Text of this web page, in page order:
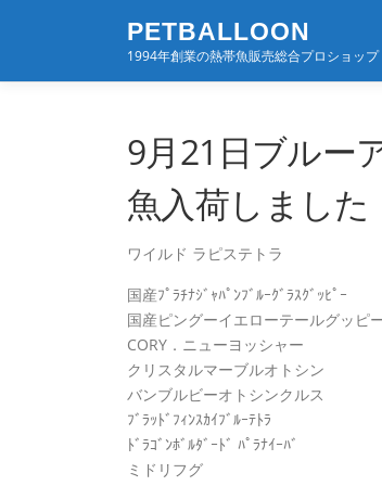
ン
PETBALLOON
1994年創業の熱帯魚販売総合プロショップ
9月21日ブルー
魚入荷しました
ワイルド ラピステトラ
国産ﾌﾟﾗﾁﾅｼﾞｬﾊﾟﾝﾌﾞﾙｰｸﾞﾗｽｸﾞｯﾋﾟｰ
国産ピングーイエローテールグッピ
CORY．ニューヨッシャー
クリスタルマーブルオトシン
バンブルビーオトシンクルス
ﾌﾞﾗｯﾄﾞﾌｨﾝｽｶｲﾌﾞﾙｰﾃﾄﾗ
ﾄﾞﾗｺﾞﾝﾎﾞﾙﾀﾞｰﾄﾞ ﾊﾟﾗﾅｲｰﾊﾞ
ミドリフグ